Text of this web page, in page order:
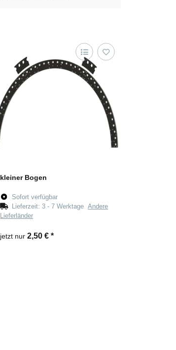
kleiner Bogen
Sofort verfügbar
Lieferzeit:3 - 7 WerktageAndere
Lieferländer
jetzt nur 2,50 € *